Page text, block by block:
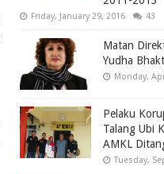
Friday, January 29, 2016 43
Matan
Yudha
Monday,
Pelaku
Talang Ubi
AMKL
Tuesday,